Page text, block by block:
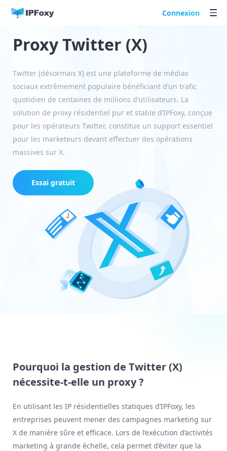
Connexion
Proxy Twitter (X)
Twitter (désormais X) est une plateforme de médias
sociaux extrêmement populaire bénéficiant d’un trafic
quotidien de centaines de millions d’utilisateurs. La
solution de proxy résidentiel pur et stable d’IPFoxy, conçue
pour les opérateurs Twitter, constitue un support essentiel
pour les marketeurs devant effectuer des opérations
massives sur X.
Essai gratuit
Pourquoi la gestion de Twitter (X)
nécessite-t-elle un proxy ?
En utilisant les IP résidentielles statiques d’IPFoxy, les
entreprises peuvent mener des campagnes marketing sur
X de manière sûre et efficace. Lors de l’exécution d’activités
marketing à grande échelle, cela permet d’éviter que la